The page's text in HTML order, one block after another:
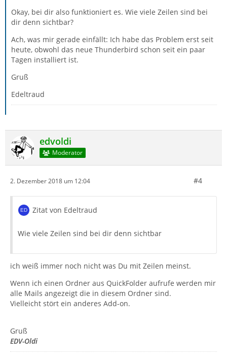
Okay, bei dir also funktioniert es. Wie viele Zeilen sind bei
dir denn sichtbar?
Ach, was mir gerade einfällt: Ich habe das Problem erst seit
heute, obwohl das neue Thunderbird schon seit ein paar
Tagen installiert ist.
Gruß
Edeltraud
edvoldi
Moderator
2. Dezember 2018 um 12:04 #4
Zitat von Edeltraud
Wie viele Zeilen sind bei dir denn sichtbar
ich weiß immer noch nicht was Du mit Zeilen meinst.
Wenn ich einen Ordner aus QuickFolder aufrufe werden mir
alle Mails angezeigt die in diesem Ordner sind.
Vielleicht stört ein anderes Add-on.
Gruß
EDV-Oldi